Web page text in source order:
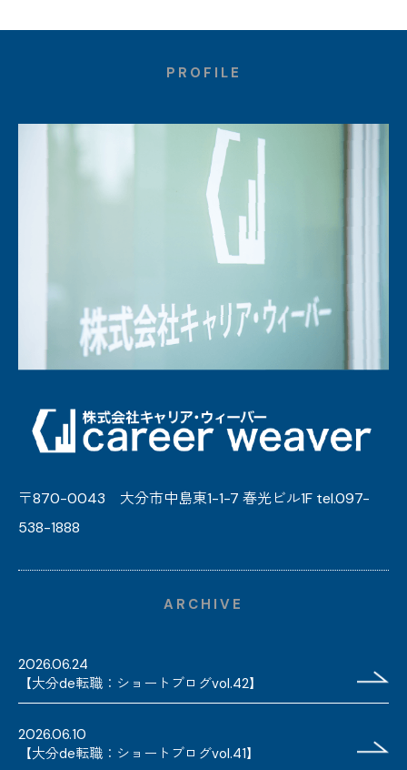
PROFILE
〒870-0043 大分市中島東1-1-7 春光ビル1F tel.097-
538-1888
ARCHIVE
2026.06.24
【大分de転職：ショートブログvol.42】
2026.06.10
【大分de転職：ショートブログvol.41】